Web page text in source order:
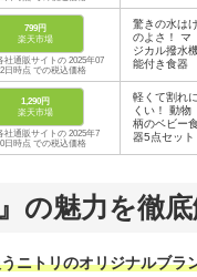
799円
楽天市場
社通販サイトの 2025年07
日時点 での税込価格
驚きの水はけ
のよさ！ マ
ジカル撥水
能付き食器
1,290円
楽天市場
社通販サイトの 2025年7
日時点 での税込価格
軽くて割れに
くい！ 動物
柄のベビー
器5点セット
の魅力を徹底
ニトリのオリジナルブラ